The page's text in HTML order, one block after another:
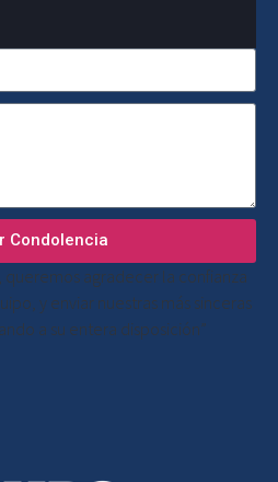
Condolencia
queremos agradecer la confianza
y enviar nuestras más sinceras
a su entera disposición”